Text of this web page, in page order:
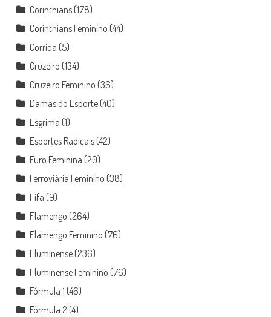
Corinthians(178)
Corinthians Feminino (44)
Corrida (5)
Cruzeiro (134)
Cruzeiro Feminino (36)
Damas do Esporte(40)
Esgrima (1)
Esportes Radicais(42)
Euro Feminina (20)
Ferroviária Feminino (38)
Fifa (9)
Flamengo (264)
Flamengo Feminino (76)
Fluminense(236)
Fluminense Feminino (76)
Fórmula 1 (46)
Fórmula 2 (4)